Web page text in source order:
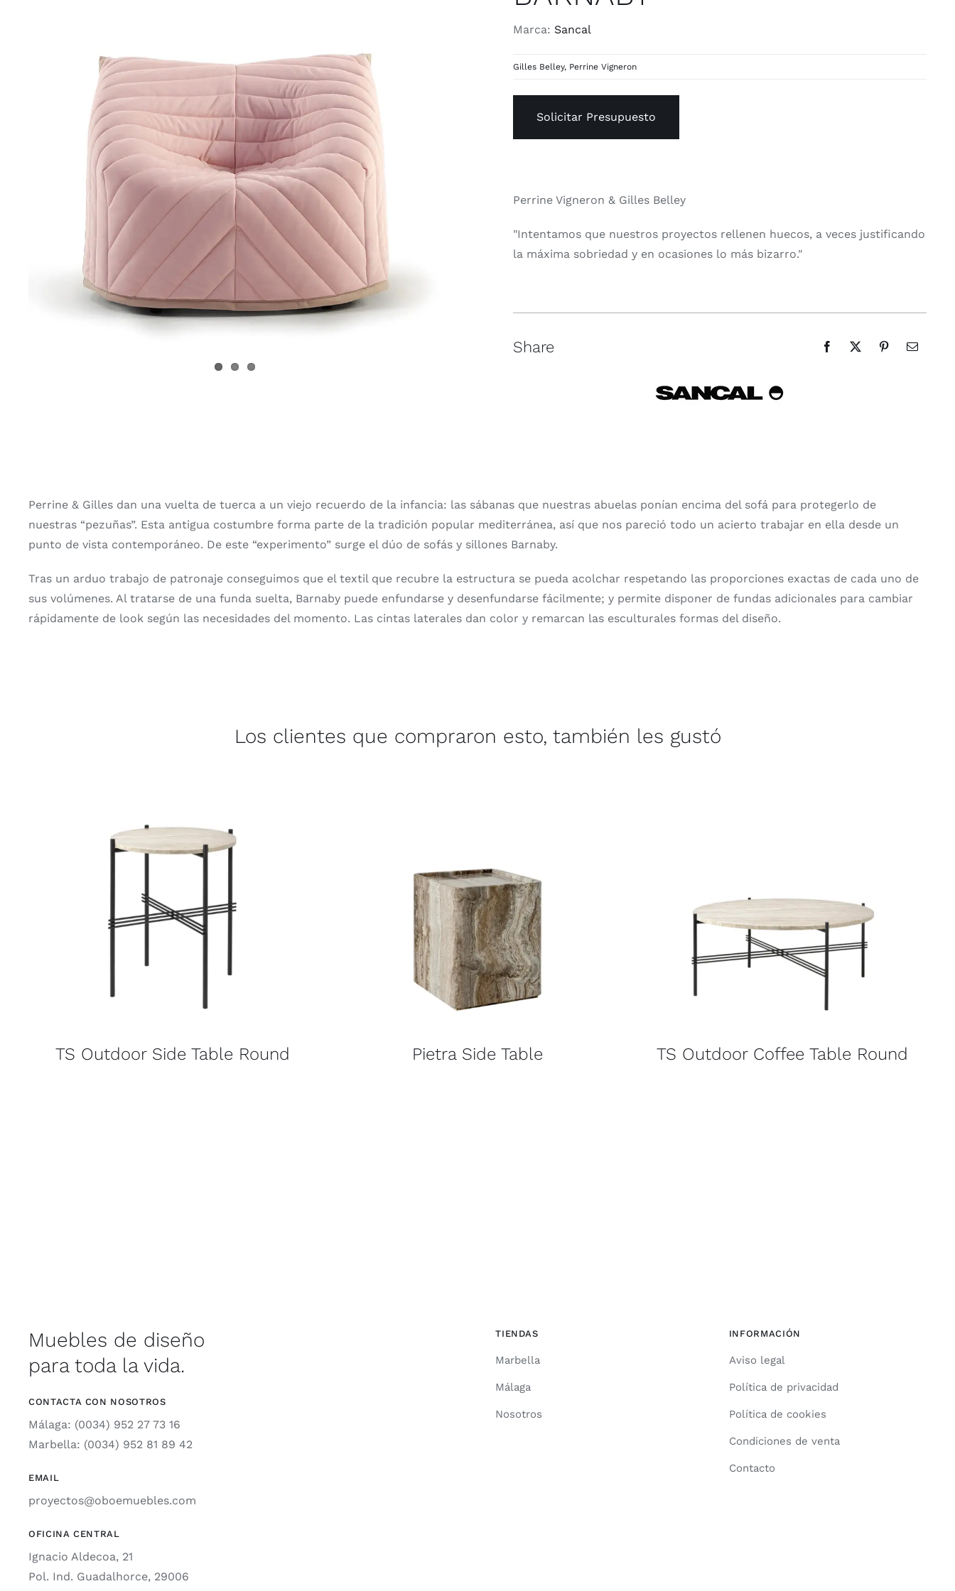
Marca: Sancal
Gilles Belley, Perrine Vigneron
Solicitar Presupuesto
Perrine Vigneron & Gilles Belley
"Intentamos que nuestros proyectos rellenen huecos, a veces justificando
la máxima sobriedad y en ocasiones lo más bizarro."
Share
Perrine & Gilles dan una vuelta de tuerca a un viejo recuerdo de la infancia: las sábanas que nuestras abuelas ponían encima del sofá para protegerlo de
nuestras “pezuñas”. Esta antigua costumbre forma parte de la tradición popular mediterránea, así que nos pareció todo un acierto trabajar en ella desde un
punto de vista contemporáneo. De este “experimento” surge el dúo de sofás y sillones Barnaby.
Tras un arduo trabajo de patronaje conseguimos que el textil que recubre la estructura se pueda acolchar respetando las proporciones exactas de cada uno de
sus volúmenes. Al tratarse de una funda suelta, Barnaby puede enfundarse y desenfundarse fácilmente; y permite disponer de fundas adicionales para cambiar
rápidamente de look según las necesidades del momento. Las cintas laterales dan color y remarcan las esculturales formas del diseño.
Los clientes que compraron esto, también les gustó
TS Outdoor Side Table Round Pietra Side Table TS Outdoor Coffee Table Round
Muebles de diseño
para toda la vida.
CONTACTA CON NOSOTROS
Málaga: (0034) 952 27 73 16
Marbella: (0034) 952 81 89 42
EMAIL
proyectos@oboemuebles.com
OFICINA CENTRAL
Ignacio Aldecoa, 21
Pol. Ind. Guadalhorce, 29006
TIENDAS
Marbella
Málaga
Nosotros
INFORMACIÓN
Aviso legal
Política de privacidad
Política de cookies
Condiciones de venta
Contacto